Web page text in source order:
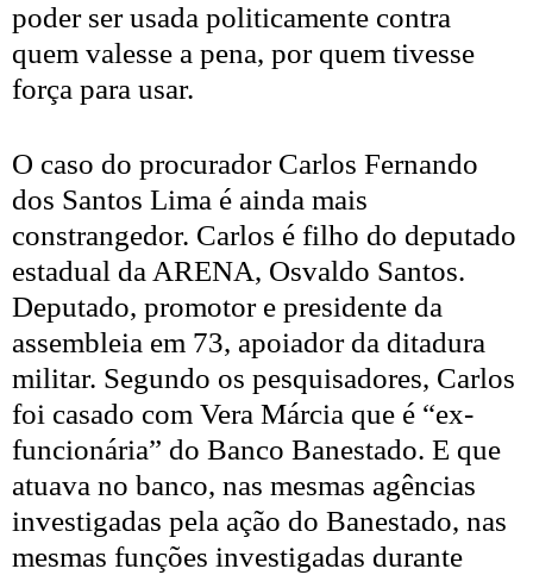
poder ser usada politicamente contra
quem valesse a pena, por quem tivesse
força para usar.
O caso do procurador Carlos Fernando
dos Santos Lima é ainda mais
constrangedor. Carlos é filho do deputado
estadual da ARENA, Osvaldo Santos.
Deputado, promotor e presidente da
assembleia em 73, apoiador da ditadura
militar. Segundo os pesquisadores, Carlos
foi casado com Vera Márcia que é “ex-
funcionária” do Banco Banestado. E que
atuava no banco, nas mesmas agências
investigadas pela ação do Banestado, nas
mesmas funções investigadas durante